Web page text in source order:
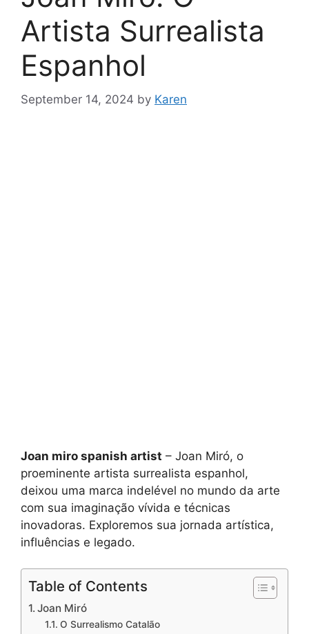
Artista Surrealista
Espanhol
September 14, 2024 by Karen
Joan miro spanish artist – Joan Miró, o
proeminente artista surrealista espanhol,
deixou uma marca indelével no mundo da arte
com sua imaginação vívida e técnicas
inovadoras. Exploremos sua jornada artística,
influências e legado.
Table of Contents
Joan Miró
O Surrealismo Catalão